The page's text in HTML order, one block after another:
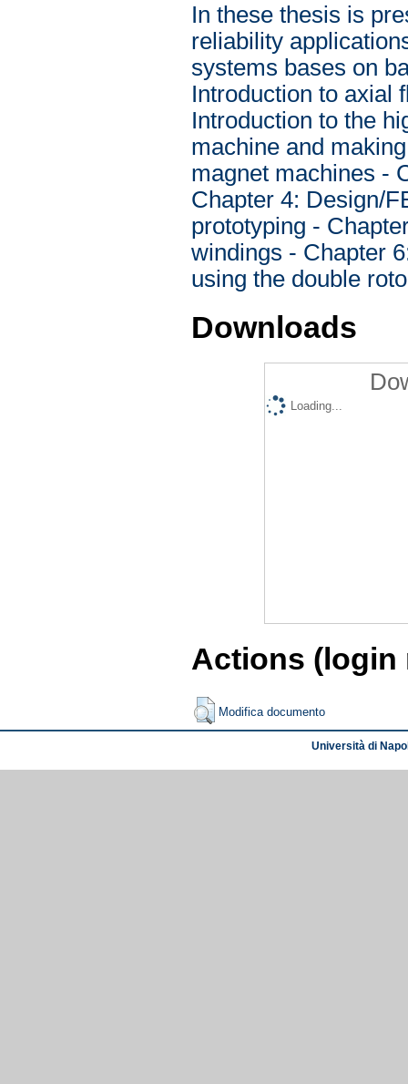
In these thesis is
reliability
systems bases on
Introduction to axial
Introduction to the
machine and
magnet machines -
Chapter 4: Design/
prototyping -
windings - Chapter
using the double
Downloads
Loading...
Actions (login
Modifica documento
Università di